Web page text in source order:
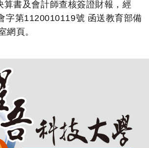
算書及會計師查核簽證財報，經
字第1120010119號 函送教育部備
網頁。